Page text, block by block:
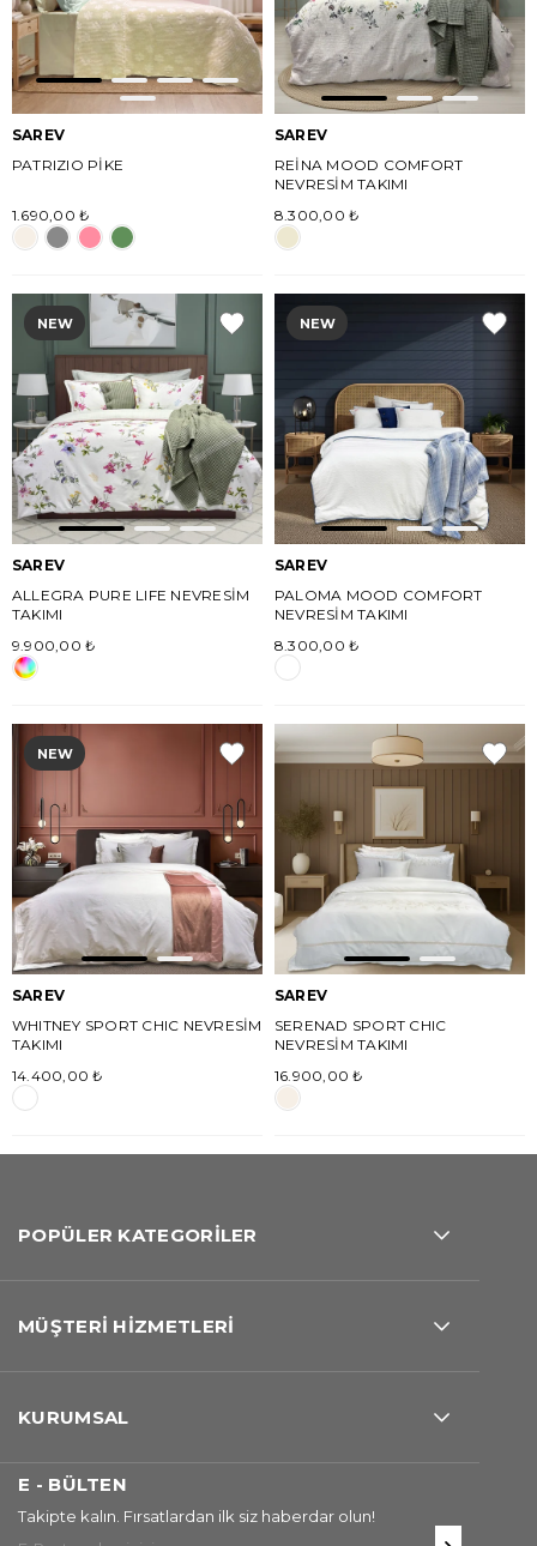
SAREV
PATRIZIO PİKE
1.690,00 ₺
SAREV
REİNA MOOD COMFORT
NEVRESİM TAKIMI
8.300,00 ₺
SAREV
ALLEGRA PURE LIFE NEVRESİM
TAKIMI
9.900,00 ₺
NEW
SAREV
PALOMA MOOD COMFORT
NEVRESİM TAKIMI
8.300,00 ₺
NEW
SAREV
WHITNEY SPORT CHIC NEVRESİM
TAKIMI
14.400,00 ₺
NEW
SAREV
SERENAD SPORT CHIC
NEVRESİM TAKIMI
16.900,00 ₺
POPÜLER KATEGORİLER
MÜŞTERİ HİZMETLERİ
KURUMSAL
E - BÜLTEN
Takipte kalın. Fırsatlardan ilk siz haberdar olun!